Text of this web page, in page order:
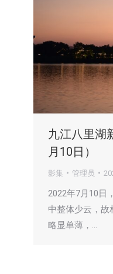
九江八里湖
月10日）
影集 管理员
2022年7月10日
中整体少云，故
略显单薄，…